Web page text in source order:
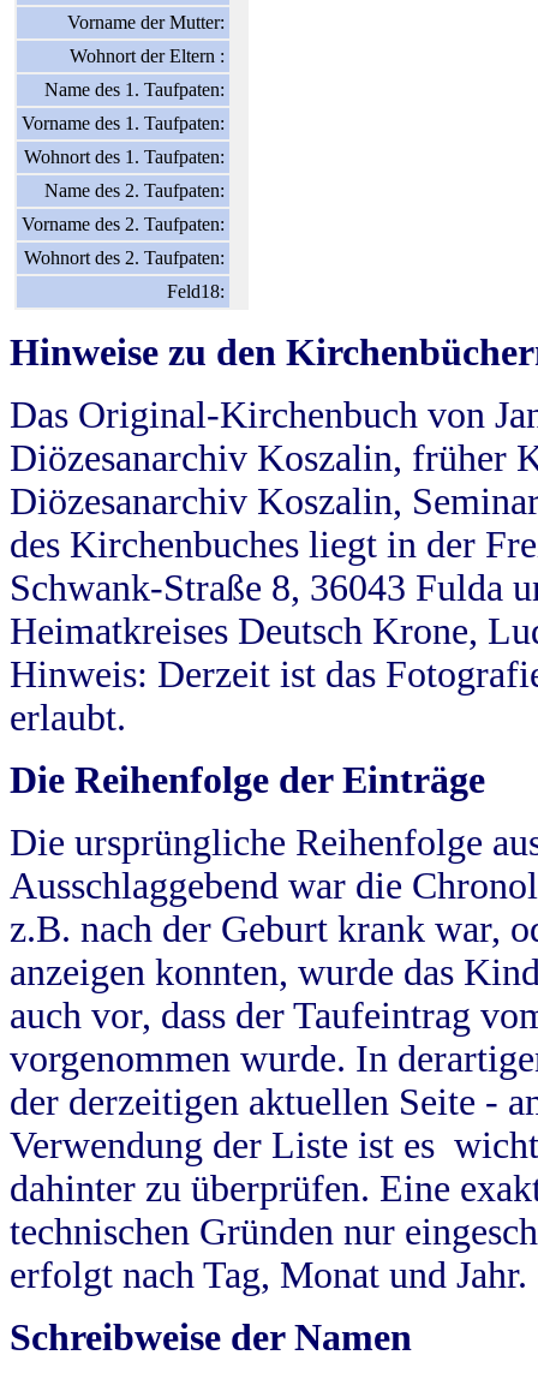
Vorname der Mutter:
Wohnort der Eltern :
Name des 1. Taufpaten:
Vorname des 1. Taufpaten:
Wohnort des 1. Taufpaten:
Name des 2. Taufpaten:
Vorname des 2. Taufpaten:
Wohnort des 2. Taufpaten:
Feld18:
Hinweise zu den
Das Original-Kirchenbuch von
Diözesanarchiv Koszalin, früher
Diözesanarchiv Koszalin,
des Kirchenbuches liegt in der
Schwank-Straße 8, 36043 Fulda
Heimatkreises Deutsch Krone,
Hinweis: Derzeit ist das
erlaubt.
Die Reihenfolge der Einträge
Die ursprüngliche Reihenfolge
Ausschlaggebend war die
z.B. nach der Geburt krank war,
anzeigen konnten, wurde das
auch vor, dass der Taufeintrag
vorgenommen wurde. In
der derzeitigen aktuellen Seite -
Verwendung der Liste ist es
dahinter zu überprüfen. Eine
technischen Gründen nur
erfolgt nach Tag, Monat und Jahr.
Schreibweise der Namen